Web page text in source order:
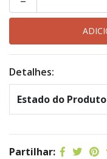
Detalhes:
Estado do Produto
Partilhar: